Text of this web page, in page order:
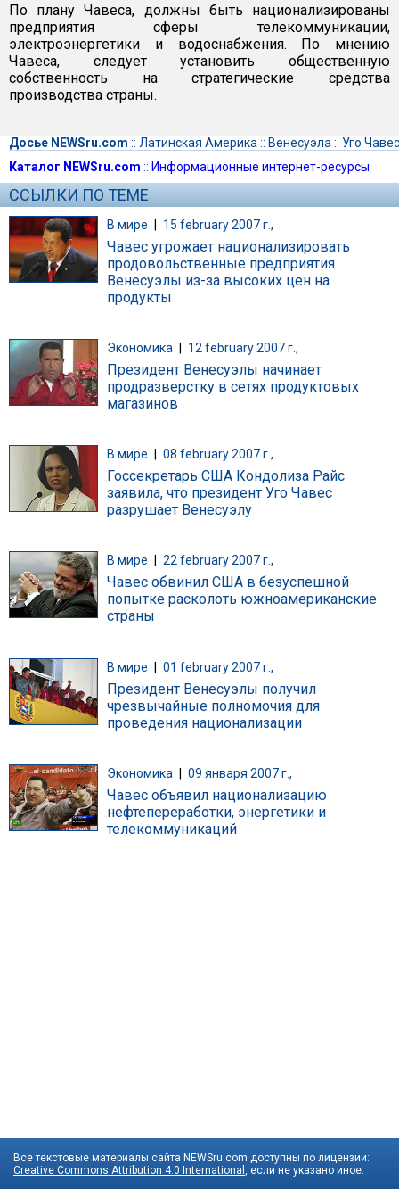
По плану Чавеса, должны быть национализированы
предприятия сферы телекоммуникации,
электроэнергетики и водоснабжения. По мнению
Чавеса, следует установить общественную
собственность на стратегические средства
производства страны.
Досье NEWSru.com :: Латинская Америка :: Венесуэла :: Уго Чавес
Каталог NEWSru.com :: Информационные интернет-ресурсы
ССЫЛКИ ПО ТЕМЕ
В мире | 15 february 2007 г.,
Чавес угрожает национализировать
продовольственные предприятия
Венесуэлы из-за высоких цен на
продукты
Экономика 12 february 2007 г.,
Президент Венесуэлы начинает
продразверстку в сетях продуктовых
магазинов
В мире 08 february 2007 г.,
Госсекретарь США Кондолиза Райс
заявила, что президент Уго Чавес
разрушает Венесуэлу
В мире 22 february 2007 г.,
Чавес обвинил США в безуспешной
попытке расколоть южноамериканские
страны
В мире | 01 february 2007 г.,
Президент Венесуэлы получил
чрезвычайные полномочия для
проведения национализации
Экономика 09 января 2007 г.,
Чавес объявил национализацию
нефтепереработки, энергетики и
телекоммуникаций
Все текстовые материалы сайта NEWSru.com доступны по лицензии:
Creative Commons Attribution 4.0 International , если не указано иное.